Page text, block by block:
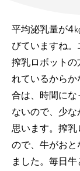
平均泌乳量が4
びていますね。
搾乳ロボット
れているから
合は、時間に
ないので、少
思います。搾
ので、牛がおと
ました。毎日